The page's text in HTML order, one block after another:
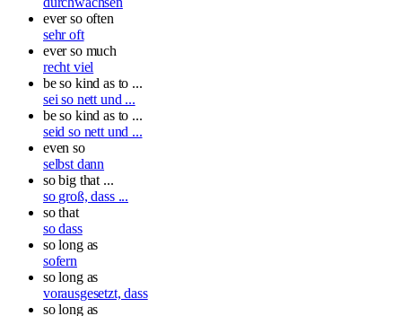
ever so often
sehr oft
ever so much
recht viel
be so kind as to ...
sei so nett und ...
be so kind as to ...
seid so nett und ...
even so
selbst dann
so big that ...
so groß, dass ...
so that
so dass
so long as
sofern
so long as
vorausgesetzt, dass
so long as